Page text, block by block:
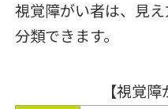
視覚障がい者は、見
分類できます。
【視覚障